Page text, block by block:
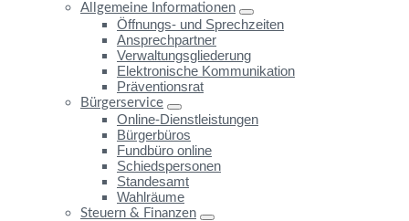
Allgemeine Informationen
Öffnungs- und Sprechzeiten
Ansprechpartner
Verwaltungsgliederung
Elektronische Kommunikation
Präventionsrat
Bürgerservice
Online-Dienstleistungen
Bürgerbüros
Fundbüro online
Schiedspersonen
Standesamt
Wahlräume
Steuern & Finanzen